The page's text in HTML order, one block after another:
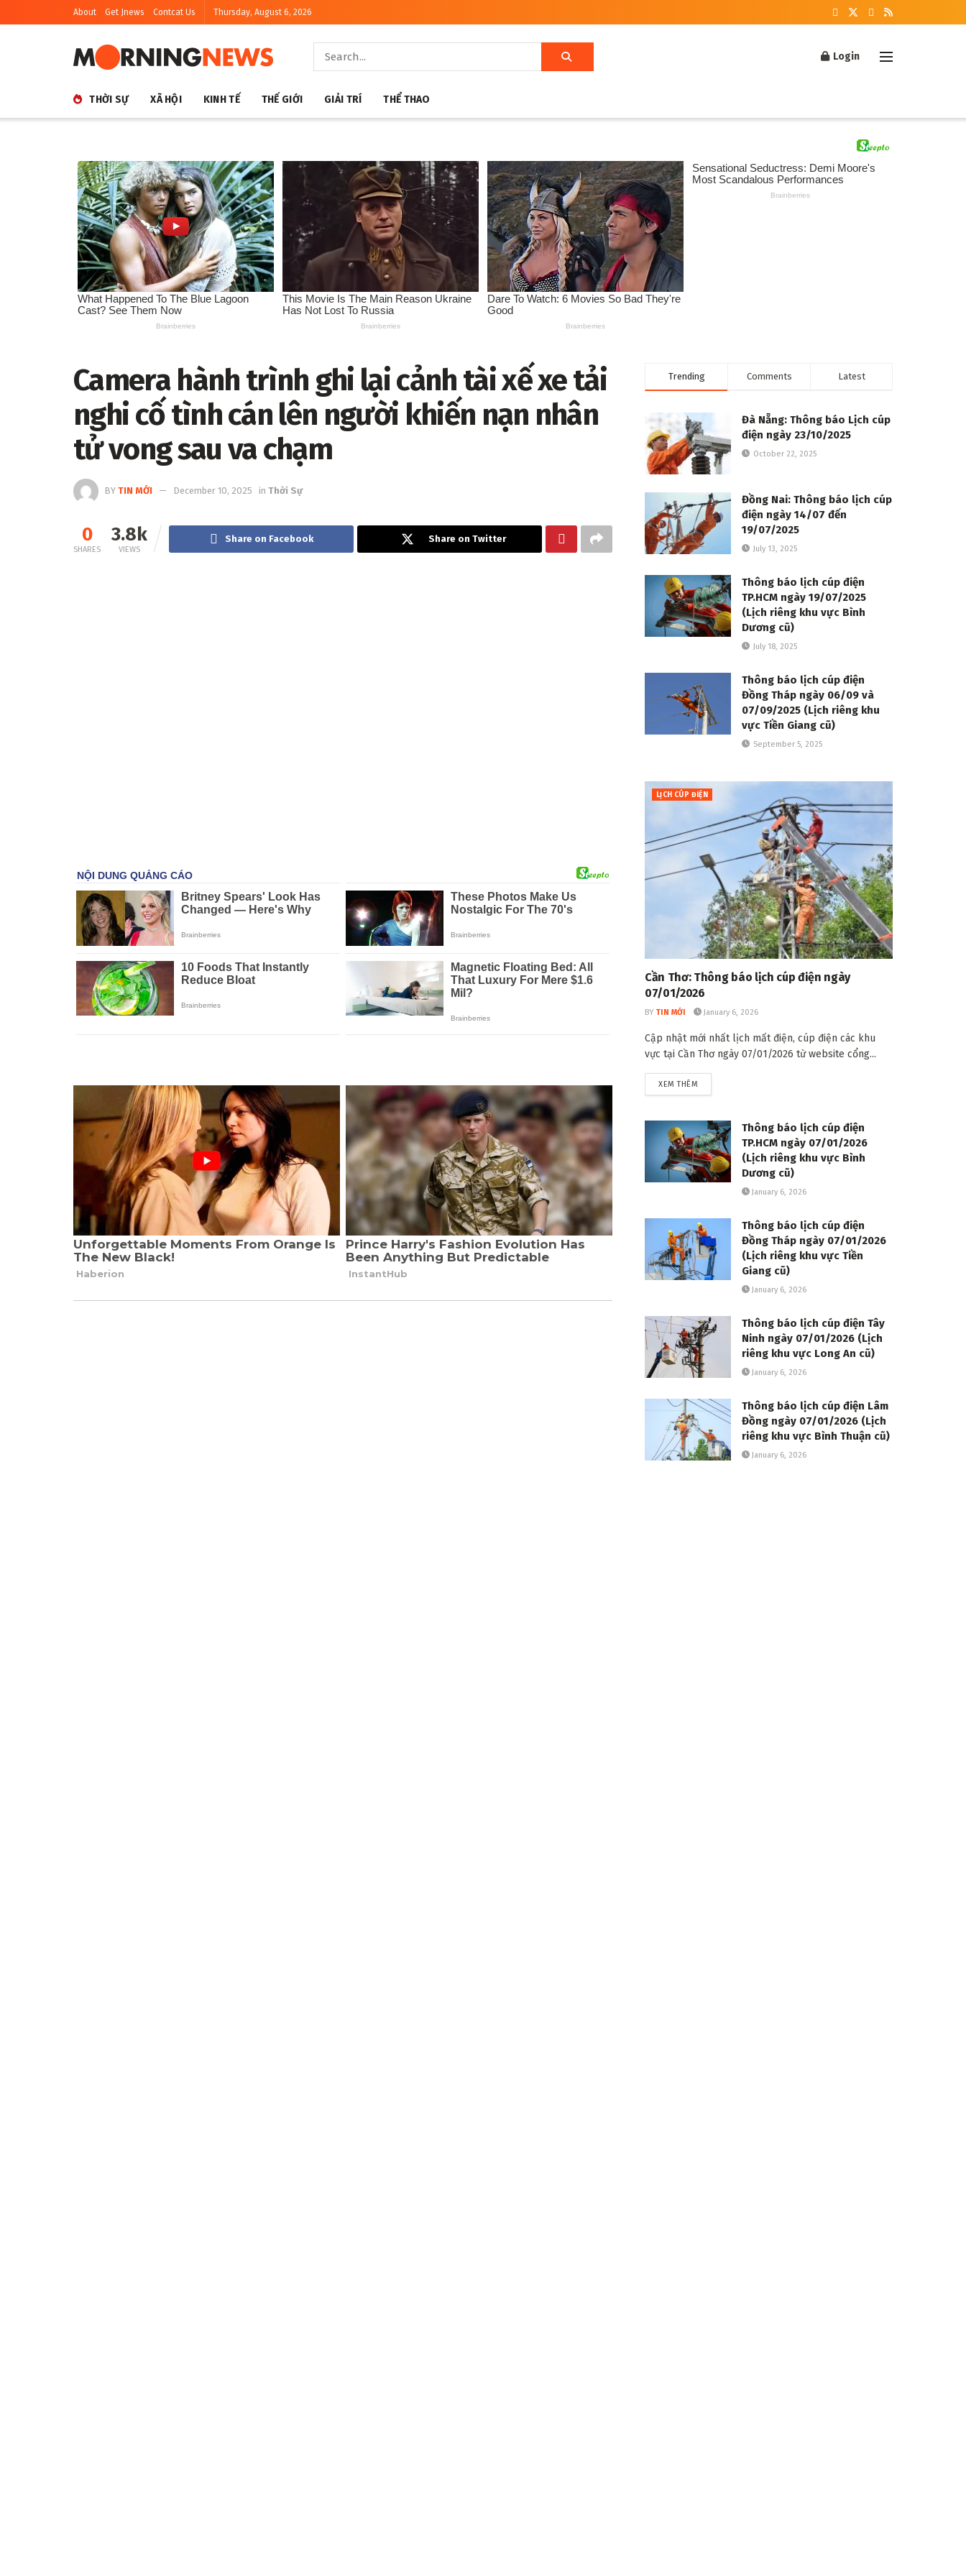
About Get Jnews Contcat Us Thursday, August 6, 2026
Login
THỜI SỰ XÃ HỘI KINH TẾ THẾ GIỚI GIẢI TRÍ THỂ THAO
Camera hành trình ghi lại cảnh tài xế xe tải
nghi cố tình cán lên người khiến nạn nhân
tử vong sau va chạm
BY TIN MỚI December 10, 2025 in Thời Sự
0
SHARES
3.8k
VIEWS
Share on Facebook Share on Twitter
Trending Comments Latest
Đà Nẵng: Thông báo Lịch cúp
điện ngày 23/10/2025
October 22, 2025
Đồng Nai: Thông báo lịch cúp
điện ngày 14/07 đến
19/07/2025
July 13, 2025
Thông báo lịch cúp điện
TP.HCM ngày 19/07/2025
(Lịch riêng khu vực Bình
Dương cũ)
July 18, 2025
Thông báo lịch cúp điện
Đồng Tháp ngày 06/09 và
07/09/2025 (Lịch riêng khu
vực Tiền Giang cũ)
September 5, 2025
LỊCH CÚP ĐIỆN
Cần Thơ: Thông báo lịch cúp điện ngày
07/01/2026
BY TIN MỚI January 6, 2026
Cập nhật mới nhất lịch mất điện, cúp điện các khu
vực tại Cần Thơ ngày 07/01/2026 từ website cổng...
XEM THÊM
Thông báo lịch cúp điện
TP.HCM ngày 07/01/2026
(Lịch riêng khu vực Bình
Dương cũ)
January 6, 2026
Thông báo lịch cúp điện
Đồng Tháp ngày 07/01/2026
(Lịch riêng khu vực Tiền
Giang cũ)
January 6, 2026
Thông báo lịch cúp điện Tây
Ninh ngày 07/01/2026 (Lịch
riêng khu vực Long An cũ)
January 6, 2026
Thông báo lịch cúp điện Lâm
Đồng ngày 07/01/2026 (Lịch
riêng khu vực Bình Thuận cũ)
January 6, 2026